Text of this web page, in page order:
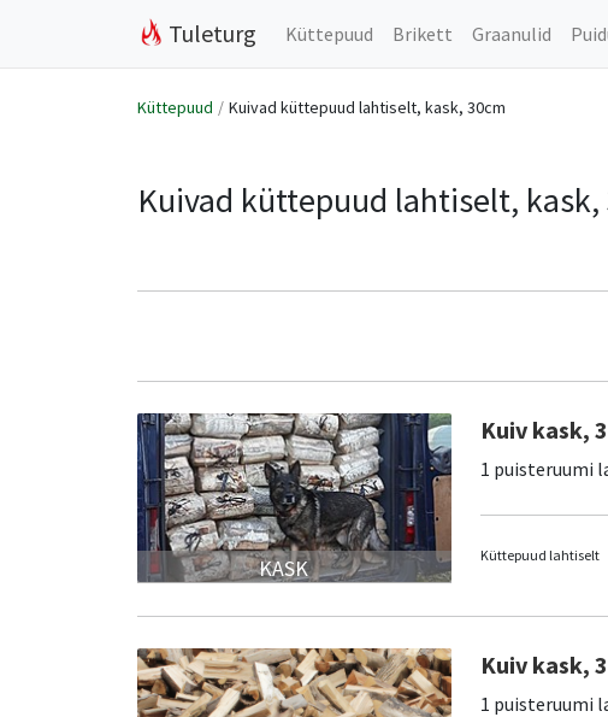
Tuleturg Küttepuud Brikett Graanulid
Küttepuud Kuivad küttepuud lahtiselt, kask, 30cm
Kuivad küttepuud lahtiselt, kask,
KASK
Kuiv kask,
1 puisteruumi
Küttepuud lahtiselt
Kuiv kask,
1 puisteruumi